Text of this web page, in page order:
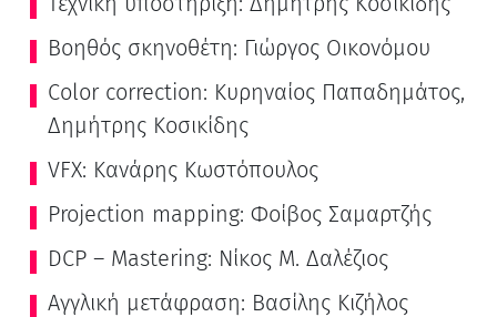
Βοηθός σκηνοθέτη: Γιώργος Οικονόμου
Color correction: Κυρηναίος Παπαδημάτος,
Δημήτρης Κοσικίδης
VFX: Κανάρης Κωστόπουλος
Projection mapping: Φοίβος Σαμαρτζής
DCP – Mastering: Νίκος Μ. Δαλέζιος
Αγγλική μετάφραση: Βασίλης Κιζήλος